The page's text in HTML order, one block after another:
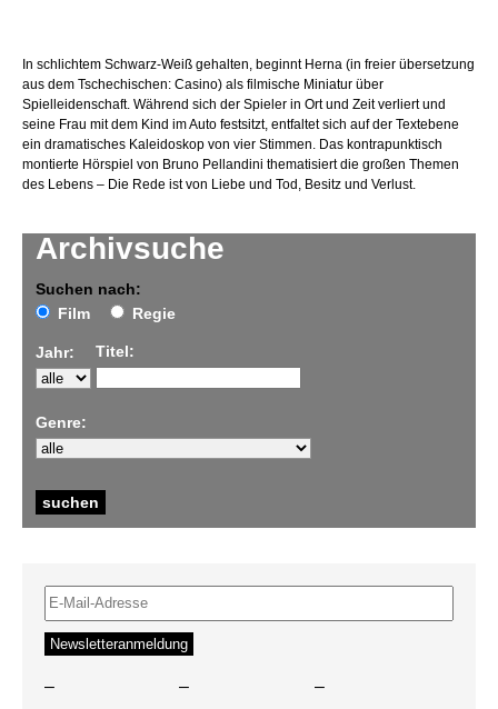
Archivsuche
Suchen nach:
Film
Regie
Jahr: Titel:
Genre:
In schlichtem Schwarz-Weiß gehalten, beginnt Herna (in freier übersetzung
aus dem Tschechischen: Casino) als filmische Miniatur über
Spielleidenschaft. Während sich der Spieler in Ort und Zeit verliert und
seine Frau mit dem Kind im Auto festsitzt, entfaltet sich auf der Textebene
ein dramatisches Kaleidoskop von vier Stimmen. Das kontrapunktisch
montierte Hörspiel von Bruno Pellandini thematisiert die großen Themen
des Lebens – Die Rede ist von Liebe und Tod, Besitz und Verlust.
– – –